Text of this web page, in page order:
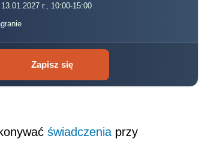
r., 10:00-15:00
Zapisz się
świadczenia przy